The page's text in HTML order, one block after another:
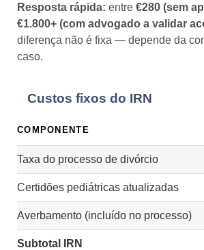
Resposta rápida: entre €280 (sem
€1.800+ (com advogado a validar
diferença não é fixa — depende da
caso.
Custos fixos do IRN
COMPONENTE
Taxa do processo de divórcio
Certidões pediátricas atualizadas
Averbamento (incluído no processo)
Subtotal IRN